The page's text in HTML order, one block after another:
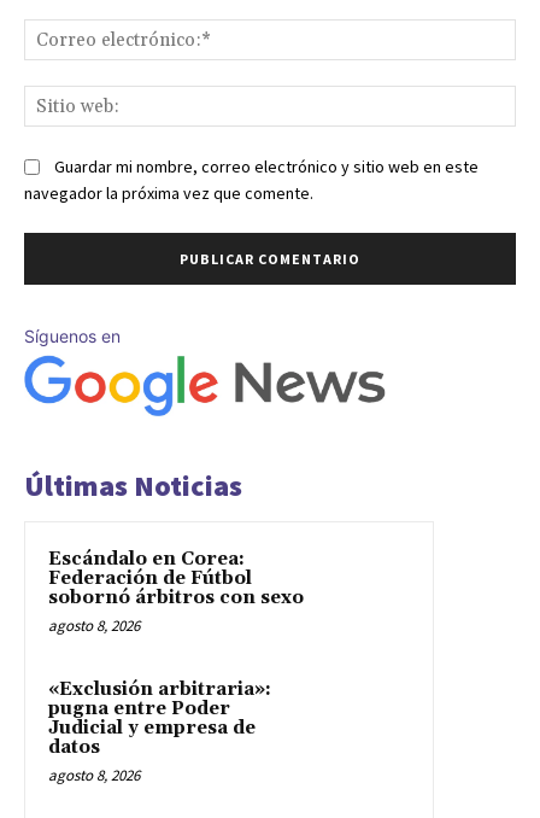
Guardar mi nombre, correo electrónico y sitio web en este
navegador la próxima vez que comente.
Síguenos en
Últimas Noticias
Escándalo en Corea:
Federación de Fútbol
sobornó árbitros con sexo
agosto 8, 2026
«Exclusión arbitraria»:
pugna entre Poder
Judicial y empresa de
datos
agosto 8, 2026